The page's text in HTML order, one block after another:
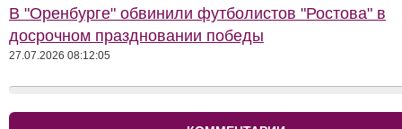
В "Оренбурге" обвинили футболистов "Ростова" в
досрочном праздновании победы
27.07.2026 08:12:05